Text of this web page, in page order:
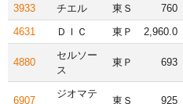
3933 チエル 東Ｓ 760
4631
ＤＩＣ 東Ｐ 2,960.0
4880
セルソー
ス
東Ｐ 693
6907
ジオマテ
東Ｓ 925